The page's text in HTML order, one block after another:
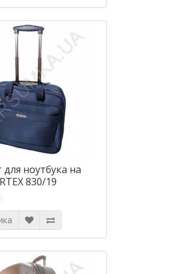
для ноутбука на
830/19